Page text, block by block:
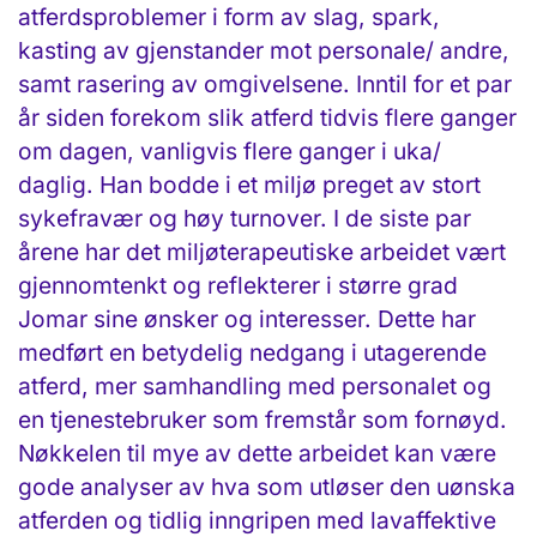
atferdsproblemer i form av slag, spark,
kasting av gjenstander mot personale/ andre,
samt rasering av omgivelsene. Inntil for et par
år siden forekom slik atferd tidvis flere ganger
om dagen, vanligvis flere ganger i uka/
daglig. Han bodde i et miljø preget av stort
sykefravær og høy turnover. I de siste par
årene har det miljøterapeutiske arbeidet vært
gjennomtenkt og reflekterer i større grad
Jomar sine ønsker og interesser. Dette har
medført en betydelig nedgang i utagerende
atferd, mer samhandling med personalet og
en tjenestebruker som fremstår som fornøyd.
Nøkkelen til mye av dette arbeidet kan være
gode analyser av hva som utløser den uønska
atferden og tidlig inngripen med lavaffektive